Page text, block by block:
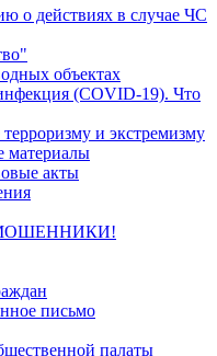
о действиях в случае ЧС
объектах
(COVID-19). Что
и экстремизму
акты
письмо
палаты